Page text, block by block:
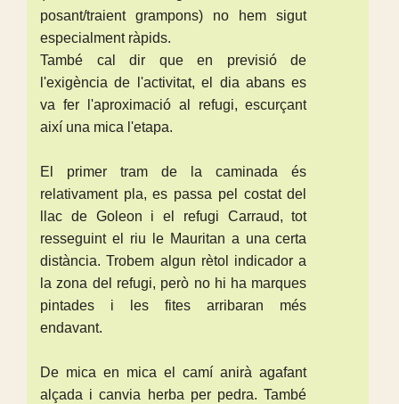
posant/traient grampons) no hem sigut
especialment ràpids.
També cal dir que en previsió de
l'exigència de l'activitat, el dia abans es
va fer l'aproximació al refugi, escurçant
així una mica l'etapa.
El primer tram de la caminada és
relativament pla, es passa pel costat del
llac de Goleon i el refugi Carraud, tot
resseguint el riu le Mauritan a una certa
distància. Trobem algun rètol indicador a
la zona del refugi, però no hi ha marques
pintades i les fites arribaran més
endavant.
De mica en mica el camí anirà agafant
alçada i canvia herba per pedra. També